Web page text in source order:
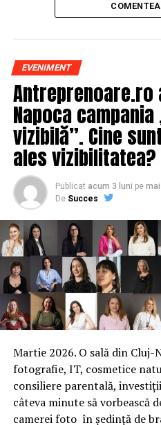
EVENIMENT
Antreprenoare.ro
Napoca
vizibilă”. Cine
ales vizibilitatea?
Publicat acum 3 luni pe
De Succes
Martie 2026. O sală din Cluj-
fotografie, IT, cosmetice
consiliere parentală,
câteva minute să vorbească
camerei foto în ședință de